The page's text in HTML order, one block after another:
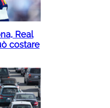
Real
costare